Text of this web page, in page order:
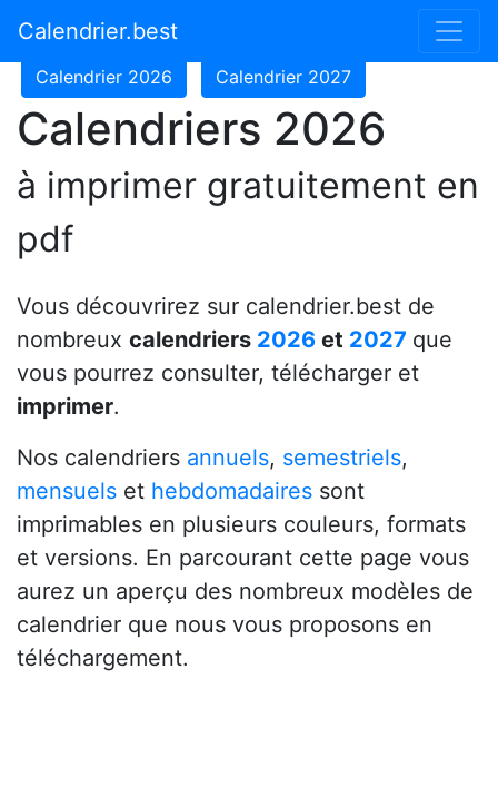
Calendrier.best
Calendrier 2024
Calendrier 2026 Calendrier 2027
Calendriers 2026
à imprimer gratuitement en
pdf
Vous découvrirez sur calendrier.best de
nombreux calendriers 2026 et 2027 que
vous pourrez consulter, télécharger et
imprimer.
Nos calendriers annuels, semestriels,
mensuels et hebdomadaires sont
imprimables en plusieurs couleurs, formats
et versions. En parcourant cette page vous
aurez un aperçu des nombreux modèles de
calendrier que nous vous proposons en
téléchargement.